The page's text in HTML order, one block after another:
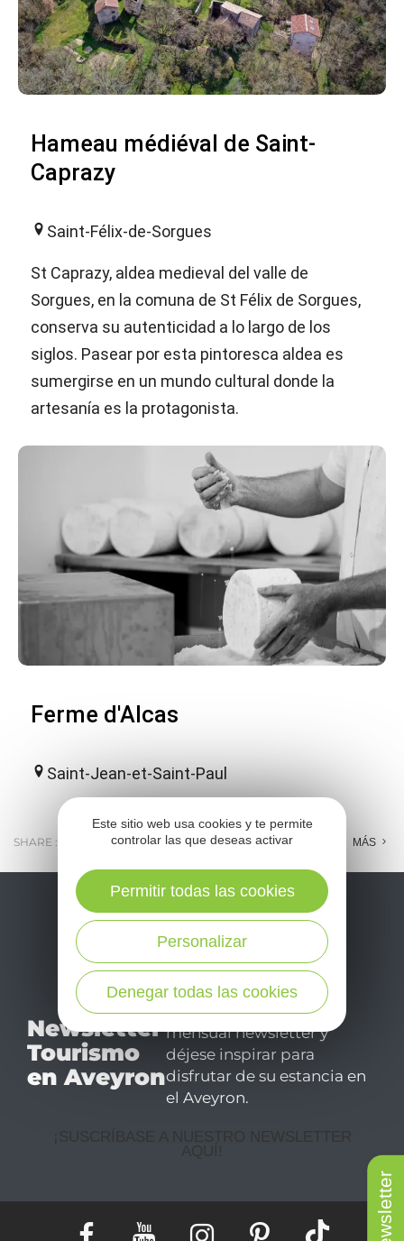
Newsletter
Hameau médiéval de Saint-
Caprazy
Saint-Félix-de-Sorgues
St Caprazy, aldea medieval del valle de
Sorgues, en la comuna de St Félix de Sorgues,
conserva su autenticidad a lo largo de los
siglos. Pasear por esta pintoresca aldea es
sumergirse en un mundo cultural donde la
artesanía es la protagonista.
Ferme d'Alcas
Saint-Jean-et-Saint-Paul
SHARE : E-MAIL MESSENGER FACEBOOK MÁS
Newsletter
Tourismo
en Aveyron
No se pierda nuestro
mensual newsletter y
déjese inspirar para
disfrutar de su estancia en
el Aveyron.
¡SUSCRÍBASE A NUESTRO NEWSLETTER
AQUÍ!
Este sitio web usa cookies y te permite
controlar las que deseas activar
Denegar todas las cookies
Personalizar
Permitir todas las cookies